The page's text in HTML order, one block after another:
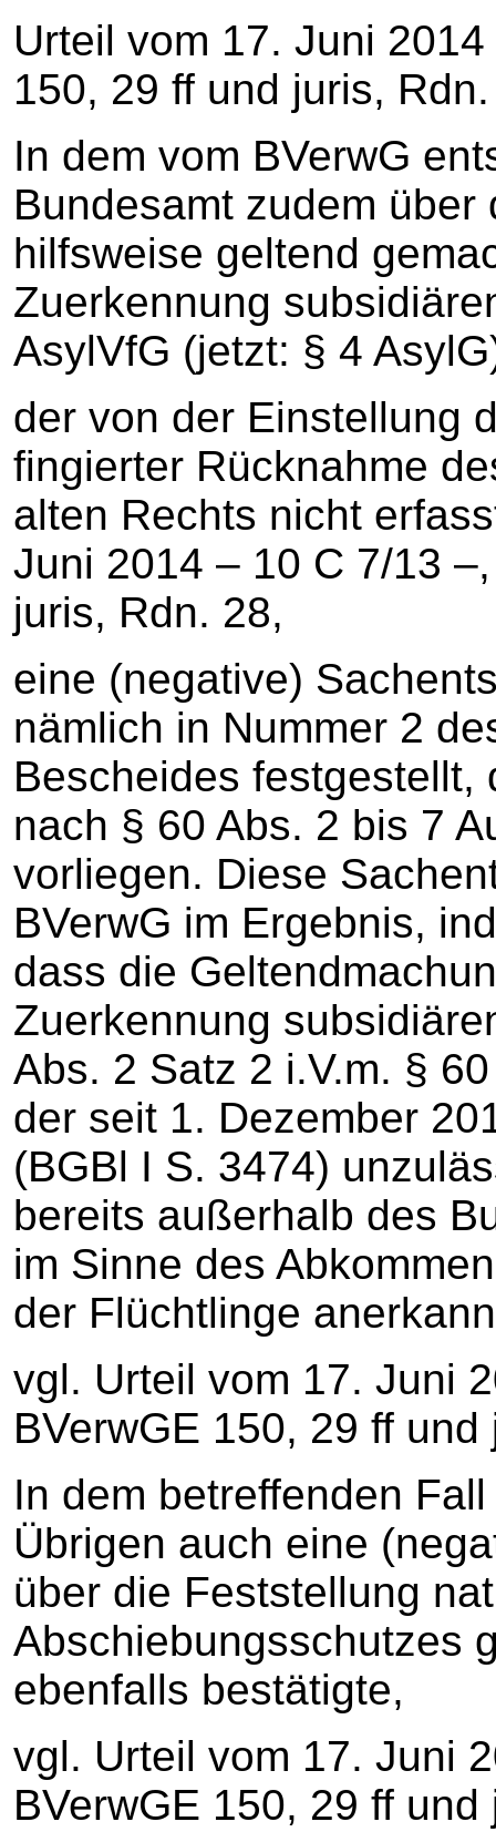
Urteil vom 17. Juni
150, 29 ff und juris,
In dem vom BVerwG
Bundesamt zudem
hilfsweise geltend
Zuerkennung
AsylVfG (jetzt: § 4
der von der Einstellung
fingierter Rücknahme
alten Rechts nicht
Juni 2014 – 10 C 7/13
juris, Rdn. 28,
eine (negative)
nämlich in Nummer 2
Bescheides festgestellt,
nach § 60 Abs. 2 bis 7
vorliegen. Diese
BVerwG im Ergebnis,
dass die
Zuerkennung
Abs. 2 Satz 2 i.V.m. §
der seit 1. Dezember
(BGBl I S. 3474)
bereits außerhalb des
im Sinne des
der Flüchtlinge
vgl. Urteil vom 17. Juni
BVerwGE 150, 29 ff
In dem betreffenden
Übrigen auch eine
über die Feststellung
Abschiebungsschutzes
ebenfalls bestätigte,
vgl. Urteil vom 17. Juni
BVerwGE 150, 29 ff